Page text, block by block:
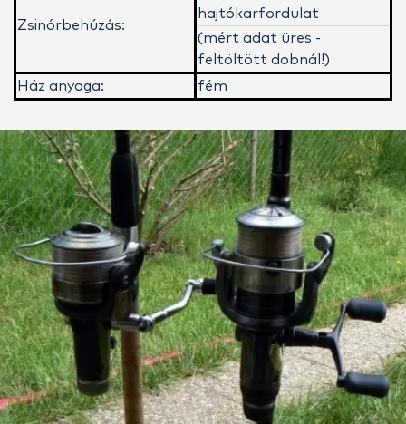
Zsinórbehúzás:
hajtókarfordulat
(mért adat üres -
feltöltött dobnál!)
Ház anyaga:
fém